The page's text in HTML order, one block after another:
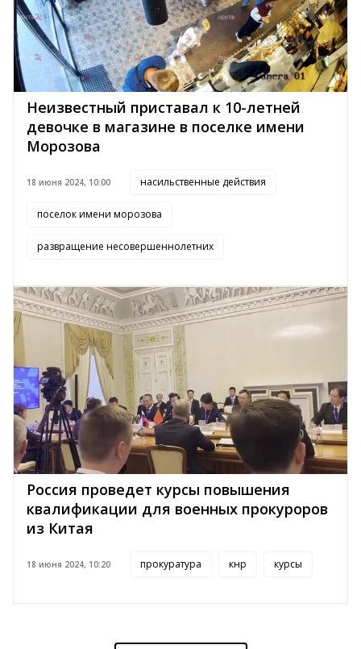
Неизвестный приставал к 10-летней
девочке в магазине в поселке имени
Морозова
18 июня 2024, 10:00 насильственные действия
поселок имени морозова
развращение несовершеннолетних
Россия проведет курсы повышения
квалификации для военных прокуроров
из Китая
18 июня 2024, 10:20 прокуратура кнр курсы